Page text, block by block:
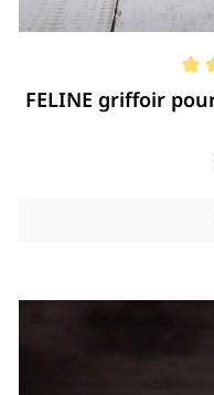
Note moyenne de 4.96
FELINE griffoir